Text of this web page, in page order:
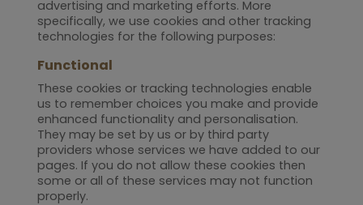
advertising and marketing efforts. More
specifically, we use cookies and other tracking
technologies for the following purposes:
Functional
These cookies or tracking technologies enable
us to remember choices you make and provide
enhanced functionality and personalisation.
They may be set by us or by third party
providers whose services we have added to our
pages. If you do not allow these cookies then
some or all of these services may not function
properly.